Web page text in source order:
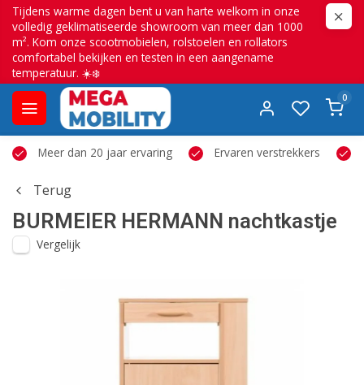
Tijdens warme dagen bent u van harte welkom in onze
volledig geklimatiseerde showroom van meer dan 1000
m². Kom onze scootmobielen, rolstoelen en rollators
comfortabel bekijken en testen in een aangename
temperatuur. ☀️❄️
0
Meer dan 20 jaar ervaring Ervaren verstrekkers
Terug
BURMEIER HERMANN nachtkastje
Vergelijk